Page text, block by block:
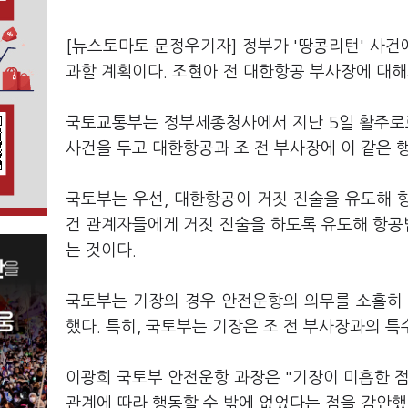
[뉴스토마토 문정우기자] 정부가 '땅콩리턴' 사
과할 계획이다. 조현아 전 대한항공 부사장에 대
국토교통부는 정부세종청사에서 지난 5일 활주
사건을 두고 대한항공과 조 전 부사장에 이 같은
국토부는 우선, 대한항공이 거짓 진술을 유도해
건 관계자들에게 거짓 진술을 하도록 유도해 항
는 것이다.
국토부는 기장의 경우 안전운항의 의무를 소홀
했다. 특히, 국토부는 기장은 조 전 부사장과의
이광희 국토부 안전운항 과장은 "기장이 미흡한
관계에 따라 행동할 수 밖에 없었다는 점을 감안